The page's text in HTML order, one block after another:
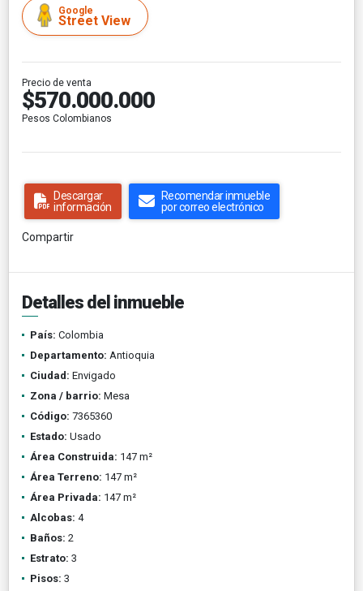
Google
Street View
Precio de venta
$570.000.000
Pesos Colombianos
Descargar
información
Recomendar inmueble
por correo electrónico
Compartir
Detalles del inmueble
País: Colombia
Departamento: Antioquia
Ciudad: Envigado
Zona / barrio: Mesa
Código: 7365360
Estado: Usado
Área Construida: 147 m²
Área Terreno: 147 m²
Área Privada: 147 m²
Alcobas: 4
Baños: 2
Estrato: 3
Pisos: 3